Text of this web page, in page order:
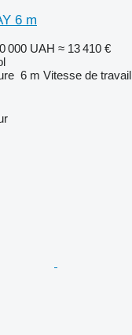
6 m
000 UAH ≈ 13 410 €
6 m Vitesse de travail